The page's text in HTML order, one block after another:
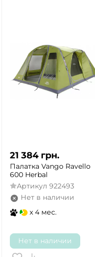
21 384 грн.
Палатка Vango Ravello
600 Herbal
Артикул 922493
Нет в наличии
x 4 мес.
Нет в наличии